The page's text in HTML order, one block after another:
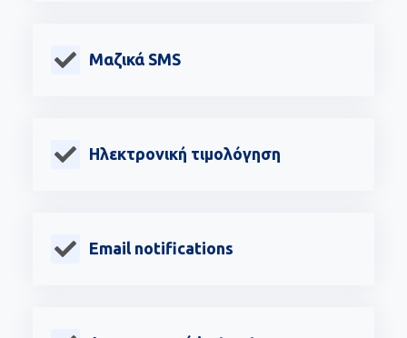
Μαζικά SMS
Ηλεκτρονική τιμολόγηση
Email notifications